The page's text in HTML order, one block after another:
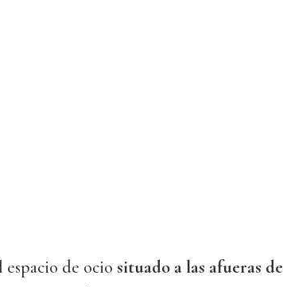
de ocio situado a las afueras de